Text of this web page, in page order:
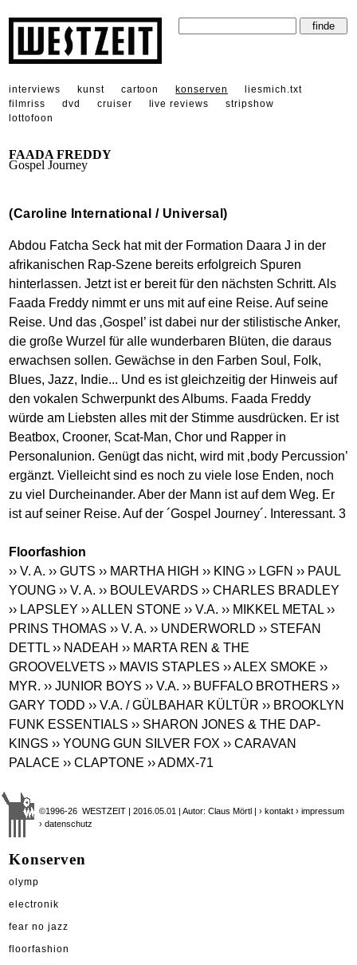
interviews kunst cartoon konserven
liesmich.txt
filmriss
dvd cruiser live reviews
stripshow
lottofoon
FAADA FREDDY
Gospel Journey
(Caroline International / Universal)
Abdou Fatcha Seck hat mit der Formation Daara J in der
afrikanischen Rap-Szene bereits erfolgreich Spuren
hinterlassen. Jetzt ist er bereit für den nächsten Schritt. Als
Faada Freddy nimmt er uns mit auf eine Reise. Auf seine
Reise. Und das ‚Gospel’ ist dabei nur der stilistische Anker,
die große Wurzel für alle wunderbaren Blüten, die daraus
erwachsen sollen. Gewächse in den Farben Soul, Folk,
Blues, Jazz, Indie... Und es ist gleichzeitig der Hinweis auf
den vokalen Schwerpunkt des Albums. Faada Freddy
würde am Liebsten alles mit der Stimme ausdrücken. Er ist
Beatbox, Crooner, Scat-Man, Chor und Rapper in
Personalunion. Genügt das nicht, wird mit ‚body Percussion’
ergänzt. Vielleicht sind es noch zu viele lose Enden, noch
zu viel Durcheinander. Aber der Mann ist auf dem Weg. Er
ist auf seiner Reise. Auf der ´Gospel Journey´. Interessant. 3
Floorfashion
›› V. A. ›› GUTS ›› MARTHA HIGH ›› KING ›› LGFN ›› PAUL
YOUNG ›› V. A. ›› BOULEVARDS ›› CHARLES BRADLEY
›› LAPSLEY ›› ALLEN STONE ›› V.A. ›› MIKKEL METAL ››
PRINS THOMAS ›› V. A. ›› UNDERWORLD ›› STEFAN
DETTL ›› NADEAH ›› MARTA REN & THE
GROOVELVETS ›› MAVIS STAPLES ›› ALEX SMOKE ››
MYR. ›› JUNIOR BOYS ›› V.A. ›› BUFFALO BROTHERS ››
GARY TODD ›› V.A. / GÜLBAHAR KÜLTÜR ›› BROOKLYN
FUNK ESSENTIALS ›› SHARON JONES & THE DAP-
KINGS ›› YOUNG GUN SILVER FOX ›› CARAVAN
PALACE ›› CLAPTONE ›› ADMX-71
©1996-26 WESTZEIT | 2016.05.01 | Autor: Claus Mörtl |› kontakt › impressum
› datenschutz
Konserven
olymp
electronik
fear no jazz
floorfashion